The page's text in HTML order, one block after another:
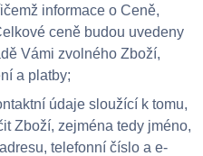
informace o Ceně,
ceně budou uvedeny
Vámi zvolného Zboží,
a platby;
údaje sloužící k tomu,
Zboží, zejména tedy jméno,
telefonní číslo a e-